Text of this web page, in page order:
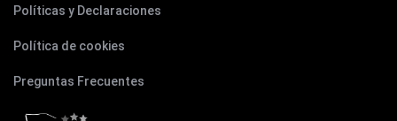
Políticas y Declaraciones
Política de cookies
Preguntas Frecuentes